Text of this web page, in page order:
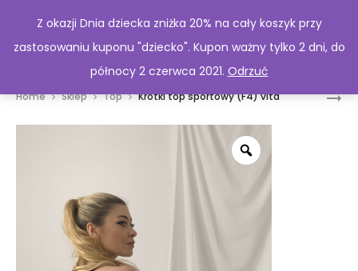
KRÓTKI
Home Sklep Top Krótki top sportowy (F4) vita
Z okazji Dnia dziecka zniżka 20% na cały koszyk przy
zastosowaniu kuponu "dziecko". Kupon ważny tylko 2 dni, do
północy 2 czerwca 2021. Odrzuć